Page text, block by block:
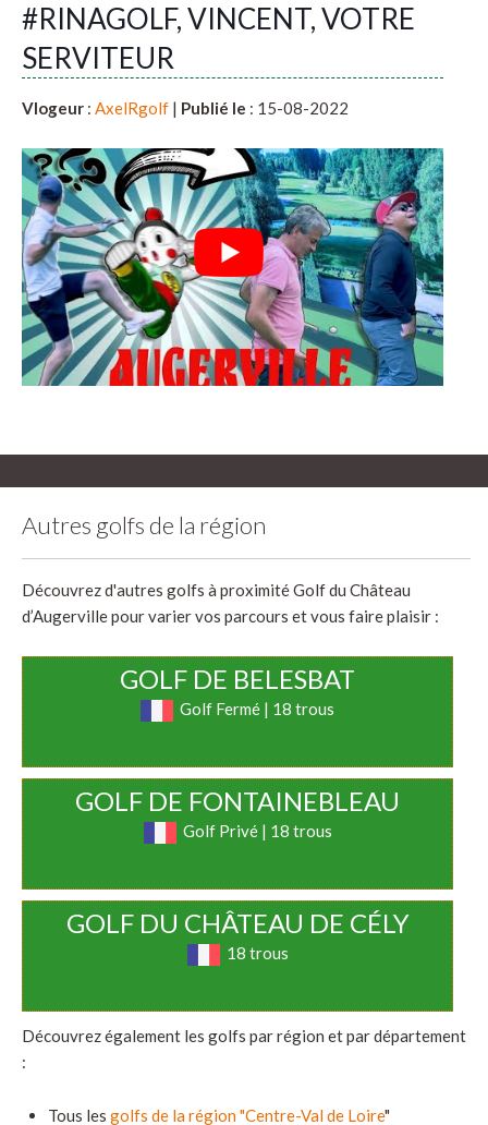
#RINAGOLF, VINCENT, VOTRE
SERVITEUR
Vlogeur : AxelRgolf | Publié le : 15-08-2022
Autres golfs de la région
Découvrez d'autres golfs à proximité Golf du Château
d’Augerville pour varier vos parcours et vous faire plaisir :
GOLF DE BELESBAT
Golf Fermé | 18 trous
GOLF DE FONTAINEBLEAU
Golf Privé | 18 trous
GOLF DU CHÂTEAU DE CÉLY
18 trous
Découvrez également les golfs par région et par département
:
Tous les golfs de la région "Centre-Val de Loire"